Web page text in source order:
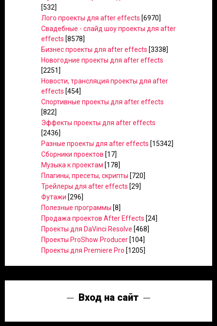
[532]
Лого проекты для after effects [6970]
Свадебные - слайд шоу проекты для after
effects [8578]
Бизнес проекты для after effects [3338]
Новогодние проекты для after effects
[2251]
Новости, трансляция проекты для after
effects [454]
Спортивные проекты для after effects
[822]
Эффекты проекты для after effects
[2436]
Разные проекты для after effects [15342]
Сборники проектов [17]
Музыка к проектам [178]
Плагины, пресеты, скрипты [720]
Трейлеры для after effects [29]
Футажи [296]
Полезные программы [8]
Продажа проектов After Effects [24]
Проекты для DaVinci Resolve [468]
Проекты ProShow Producer [104]
Проекты для Premiere Pro [1205]
Вход на сайт